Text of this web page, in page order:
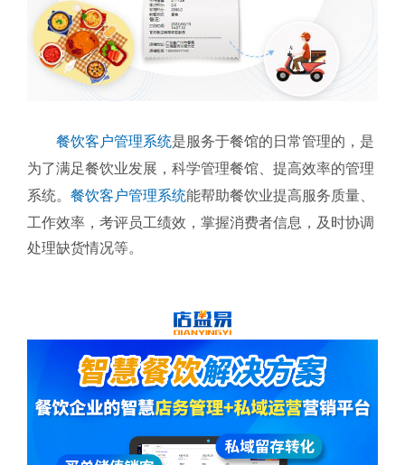
餐饮客户管理系统是服务于餐馆的日常管理的，是
为了满足餐饮业发展，科学管理餐馆、提高效率的管理
系统。 餐饮客户管理系统能帮助餐饮业提高服务质量、
工作效率，考评员工绩效，掌握消费者信息，及时协调
处理缺货情况等。